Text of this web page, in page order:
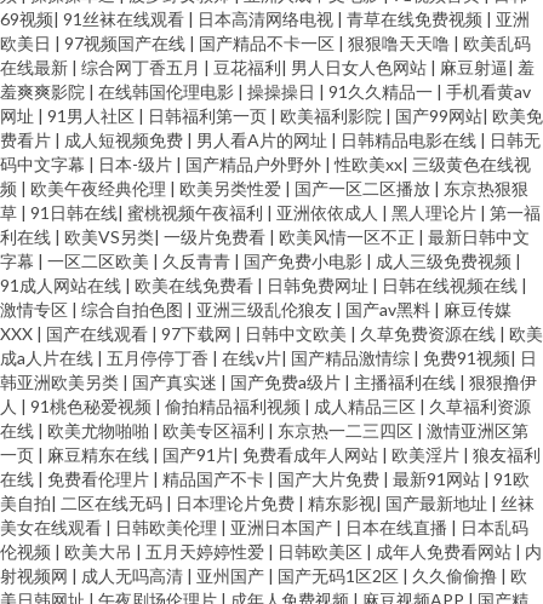
69视频| 91丝袜在线观看 | 日本高清网络电视 | 青草在线免费视频 | 亚洲
欧美日 | 97视频国产在线 | 国产精品不卡一区 | 狠狠噜天天噜 | 欧美乱码
在线最新 | 综合网丁香五月 | 豆花福利| 男人日女人色网站 | 麻豆射逼| 羞
羞爽爽影院 | 在线韩国伦理电影 | 操操操日 | 91久久精品一 | 手机看黄av
网址 | 91男人社区 | 日韩福利第一页 | 欧美福利影院 | 国产99网站| 欧美免
费看片 | 成人短视频免费 | 男人看A片的网址 | 日韩精品电影在线 | 日韩无
码中文字幕 | 日本-级片 | 国产精品户外野外 |性欧美xx| 三级黄色在线视
频 | 欧美午夜经典伦理 | 欧美另类性爱 | 国产一区二区播放 | 东京热狠狠
草 | 91日韩在线| 蜜桃视频午夜福利 | 亚洲依依成人 | 黑人理论片 | 第一福
利在线 | 欧美VS另类| 一级片免费看 | 欧美风情一区不正 | 最新日韩中文
字幕 | 一区二区欧美 | 久反青青 | 国产免费小电影 | 成人三级免费视频 |
91成人网站在线 | 欧美在线免费看 | 日韩免费网址 | 日韩在线视频在线 |
激情专区 | 综合自拍色图 | 亚洲三级乱伦狼友 | 国产av黑料 | 麻豆传媒
XXX | 国产在线观看 | 97下载网 | 日韩中文欧美 | 久草免费资源在线 | 欧美
成a人片在线 | 五月停停丁香 | 在线v片| 国产精品激情综 | 免费91视频| 日
韩亚洲欧美另类 | 国产真实迷 | 国产免费a级片 | 主播福利在线 | 狠狠撸伊
人 | 91桃色秘爱视频 | 偷拍精品福利视频 | 成人精品三区 | 久草福利资源
在线 | 欧美尤物啪啪 | 欧美专区福利 | 东京热一二三四区 | 激情亚洲区第
一页 | 麻豆精东在线 | 国产91片| 免费看成年人网站 | 欧美淫片 | 狼友福利
在线 | 免费看伦理片 | 精品国产不卡 | 国产大片免费 | 最新91网站 | 91欧
美自拍| 二区在线无码 | 日本理论片免费 | 精东影视| 国产最新地址 | 丝袜
美女在线观看 | 日韩欧美伦理 | 亚洲日本国产 | 日本在线直播 | 日本乱码
伦视频 | 欧美大吊 | 五月天婷婷性爱 | 日韩欧美区 | 成年人免费看网站 | 内
射视频网 | 成人无吗高清 | 亚州国产 | 国产无码1区2区 | 久久偷偷撸 | 欧
美日韩网址 | 午夜剧场伦理片 | 成年人免费视频 | 麻豆视频APP | 国产精